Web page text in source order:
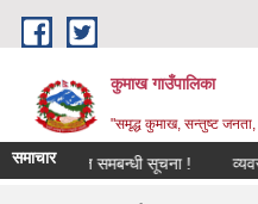
Skip to main content
कुमाख गाउँपालिका
"समृद्ध कुमाख, सन्तुष्ट जनता,
समाचार
सुचिकृत समबन्धी सूचना !